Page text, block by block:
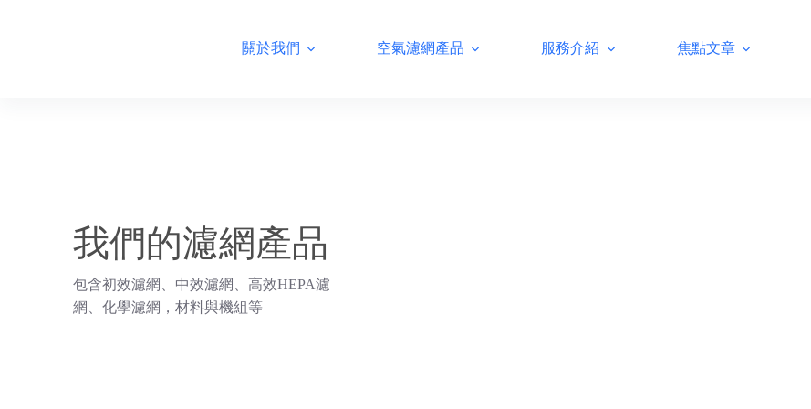
關於我們 空氣濾網產品 服務介紹 焦點文章
我們的濾網產品
包含初效濾網、中效濾網、高效HEPA濾
網、化學濾網，材料與機組等